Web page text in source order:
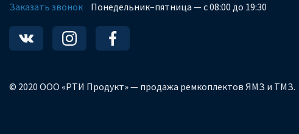
Заказать звонок Понедельник–пятница — с 08:00 до 19:30
© 2020 ООО «РТИ Продукт» — продажа ремкоплектов ЯМЗ и ТМЗ.